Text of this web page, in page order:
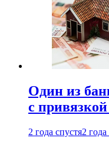
Один из
с
2 года спустя2 года